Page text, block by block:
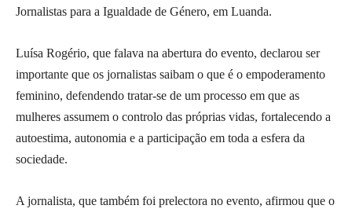
Jornalistas para a Igualdade de Género, em Luanda.
Luísa Rogério, que falava na abertura do evento, declarou ser
importante que os jornalistas saibam o que é o empoderamento
feminino, defendendo tratar-se de um processo em que as
mulheres assumem o controlo das próprias vidas, fortalecendo a
autoestima, autonomia e a participação em toda a esfera da
sociedade.
A jornalista, que também foi prelectora no evento, afirmou que o